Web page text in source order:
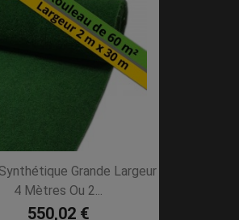
Grande Largeur
4 Mètres Ou 2...
550,02 €